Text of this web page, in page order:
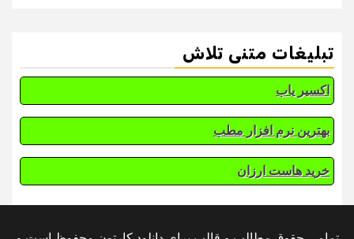
تبلیغات متنی تلاش
اکسیر یاب
بهترین نرم افزار مطب
خرید هاست ارزان